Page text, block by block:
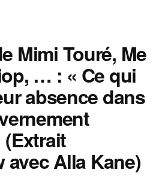
Mimi Touré, Me
… : « Ce qui
absence dans
(Extrait
avec Alla Kane)